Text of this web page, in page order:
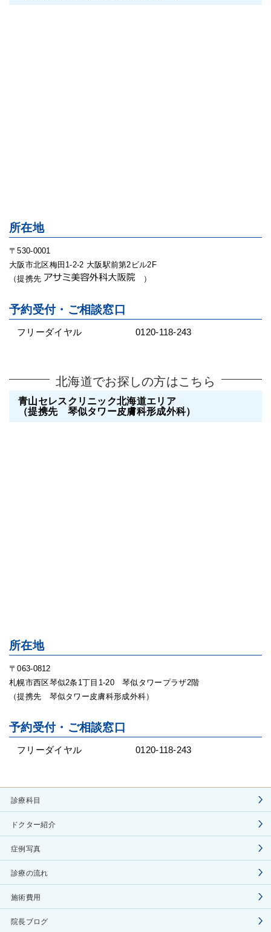
所在地
〒530-0001
大阪市北区梅田1-2-2 大阪駅前第2ビル2F
（提携先
）
予約受付・ご相談窓口
フリーダイヤル 0120-118-243
北海道でお探しの方はこちら
青山セレスクリニック北海道エリア
（提携先 琴似タワー皮膚科形成外科）
所在地
〒063-0812
札幌市西区琴似2条1丁目1-20 琴似タワープラザ2階
（提携先 琴似タワー皮膚科形成外科）
予約受付・ご相談窓口
フリーダイヤル 0120-118-243
診療科目
ドクター紹介
症例写真
診療の流れ
施術費用
院長ブログ